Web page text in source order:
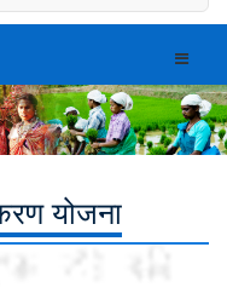
Toggle
योजना